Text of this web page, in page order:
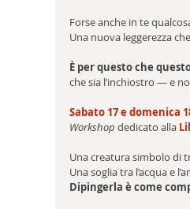
Forse anche in te
Una nuova leggerezza
È per questo che
che sia l’inchiostro — e
Sabato 17 e domenica
Workshop dedicato alla
Una creatura simbolo di
Una soglia tra l’acqua e
Dipingerla è come